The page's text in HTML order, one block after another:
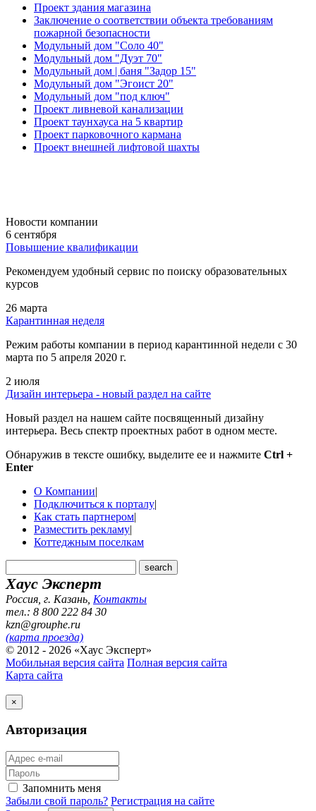
Проект здания магазина
Заключение о соответствии объекта требованиям
пожарной безопасности
Модульный дом "Соло 40"
Модульный дом "Дуэт 70"
Модульный дом | баня "Задор 15"
Модульный дом "Эгоист 20"
Модульный дом "под ключ"
Проект ливневой канализации
Проект таунхауса на 5 квартир
Проект парковочного кармана
Проект внешней лифтовой шахты
Новости компании
6 сентября
Повышение квалификации
Рекомендуем удобный сервис по поиску образовательных
курсов
26 марта
Карантинная неделя
Режим работы компании в период карантинной недели c 30
марта по 5 апреля 2020 г.
2 июля
Дизайн интерьера - новый раздел на сайте
Новый раздел на нашем сайте посвященный дизайну
интерьера. Весь спектр проектных работ в одном месте.
Обнаружив в тексте ошибку, выделите ее и нажмите Ctrl +
Enter
О Компании|
Подключиться к порталу|
Как стать партнером|
Разместить рекламу|
Коттеджным поселкам
Хаус Эксперт
Россия, г. Казань Контакты
тел.: 8 800 222 84 30
kzn@grouphe.ru
(карта проезда)
© 2012 - 2026 «Хаус Эксперт»
Мобильная версия сайта Полная версия сайта
Карта сайта
×
Авторизация
Запомнить меня
Забыли свой пароль? Регистрация на сайте